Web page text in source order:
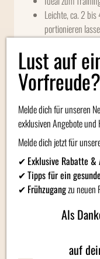
Leichte, ca. 2
portionieren
fürs Training
zwischendurch.
Zusammensetzung:
(Brennnessel, Eibisch,
Leinsamen,
(1,0 %), Hanföl (Quelle
Analytische
%, Rohfaser 0,5 %,
Mindesthaltbarkeit:
Zusätzliche
Lust auf
Vorfreude?
Melde dich für unseren
exklusiven Angebote
Melde dich jetzt für
✔ Exklusive Rabatte
✔Tipps für ein
✔ Frühzugangzu neuen
Als
auf